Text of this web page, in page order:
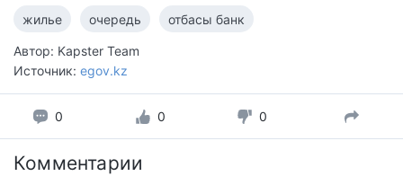
жилье очередь отбасы банк
Автор: Kapster Team
Источник: egov.kz
0 0 0
Комментарии